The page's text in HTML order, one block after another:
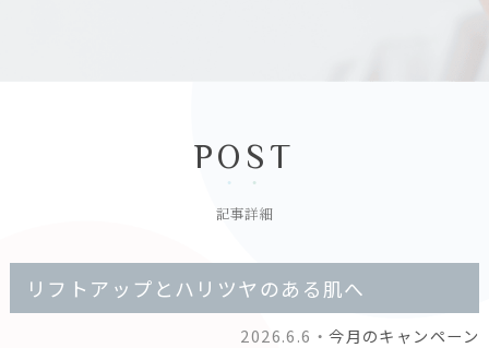
POST
記事詳細
リフトアップとハリツヤのある肌へ
2026.6.6・今月のキャンペーン